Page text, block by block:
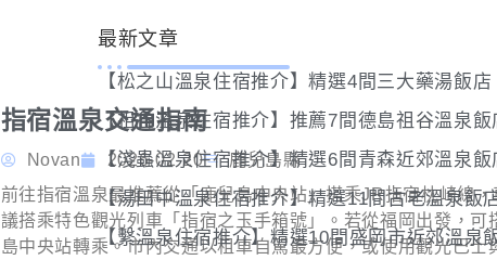
指宿溫泉交通指南
Novan 2026-02-20
鹿兒島縣
前往指宿溫泉最推薦從「鹿兒島中央站」搭乘JR指宿枕崎線
議搭乘特色觀光列車「指宿之玉手箱號」。若從福岡出發，可
島中央站轉乘。市內交通以租車自駕最方便，或使用觀光巴士
最新文章
【松之山溫泉住宿推介】精選4間三大藥湯飯店
【祖谷溫泉住宿推介】推薦7間德島祖谷溫泉飯
【淺蟲溫泉住宿推介】精選6間青森近郊溫泉飯
【湯田中溫泉住宿推介】精選11間古老溫泉飯
【繫溫泉住宿推介】精選10間盛岡市近郊溫泉